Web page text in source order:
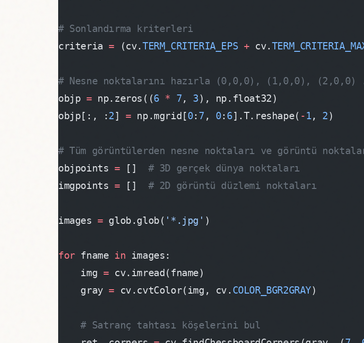
# Sonlandırma kriterleri
criteria = (cv.TERM_CRITERIA_EPS + cv.
# Nesne noktalarını hazırla (0,0,0), (1,0,0),
objp = np.zeros((6 * 7, 3), np.float32)
objp[:, :2] = np.mgrid[0: 7 , 0: 6].T.reshape( - 1, 2)
# Tüm görüntülerden nesne noktaları ve görüntü
objpoints = [] # 3D gerçek dünya noktaları
imgpoints = [] # 2D görüntü düzlemi noktaları
images = glob.glob( '*.jpg' )
for fname in images:
    img
= cv.imread(fname)
    gray
= cv.cvtColor(img, cv. COLOR_BGR2GRAY)
    # Satranç tahtası köşelerini bul